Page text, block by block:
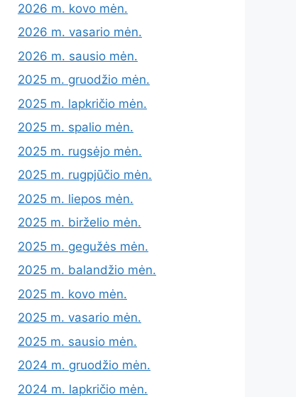
2026 m. kovo mėn.
2026 m. vasario mėn.
2026 m. sausio mėn.
2025 m. gruodžio mėn.
2025 m. lapkričio mėn.
2025 m. spalio mėn.
2025 m. rugsėjo mėn.
2025 m. rugpjūčio mėn.
2025 m. liepos mėn.
2025 m. birželio mėn.
2025 m. gegužės mėn.
2025 m. balandžio mėn.
2025 m. kovo mėn.
2025 m. vasario mėn.
2025 m. sausio mėn.
2024 m. gruodžio mėn.
2024 m. lapkričio mėn.